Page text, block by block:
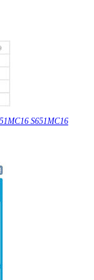
S651MC16